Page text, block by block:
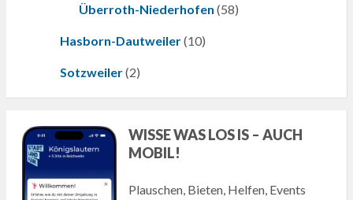
Überroth-Niederhofen (58)
Hasborn-Dautweiler(10)
Sotzweiler(2)
WISSE WAS LOS IS – AUCH
MOBIL!
Plauschen, Bieten, Helfen, Events